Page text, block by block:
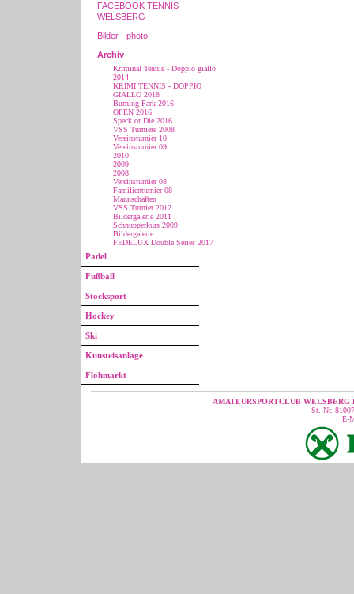
FACEBOOK TENNIS
WELSBERG
Bilder - photo
Archiv
Kriminal Tennis - Doppio giallo
2014
KRIMI TENNIS - DOPPIO
GIALLO 2018
Burning Park 2016
OPEN 2016
Speck or Die 2016
VSS Turniere 2008
Vereinsturnier 10
Vereinsturnier 09
2010
2009
2008
Vereinsturnier 08
Familienturnier 08
Mannschaften
VSS Turnier 2012
Bildergalerie 2011
Schnupperkurs 2009
Bildergalerie
FEDELUX Double Series 2017
Padel
Fußball
Stocksport
Hockey
Ski
Kunsteisanlage
Flohmarkt
AMATEURSPORTCLUB WELSBERG
St.-Nr.
E-